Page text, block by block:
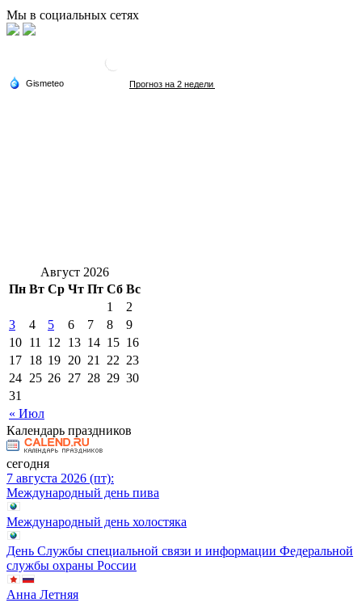
Мы в социальных сетях
Август 2026
Пн Вт Ср Чт Пт Сб Вс
« Июл
1
2
3
4 5 6 7 8
9
10 11 12 13 14 15 16
17 18 19 20 21 22 23
24 25 26 27 28 29 30
31
Календарь праздников
сегодня
7 августа 2026 (пт):
Международный день пива
Международный день холостяка
День Службы специальной связи и информации Федеральной
службы охраны России
Анна Летняя